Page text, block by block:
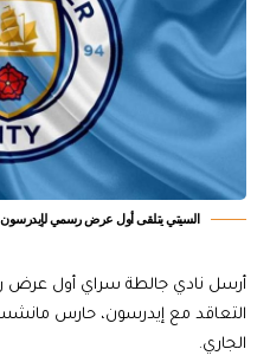
السيتي يتلقى أول عرض رسمي لإيدرسون
أرسل نادي جالطة سراي أول عرض
التعاقد مع إيدرسون، حارس
الجاري.